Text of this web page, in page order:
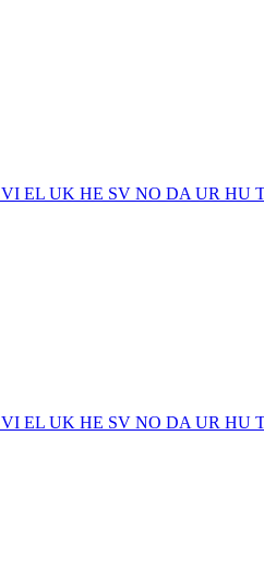
VI EL UK HE SV NO DA UR HU
VI EL UK HE SV NO DA UR HU